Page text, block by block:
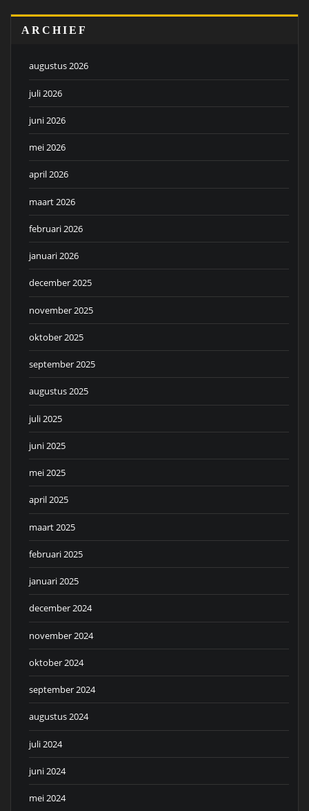
ARCHIEF
augustus 2026
juli 2026
juni 2026
mei 2026
april 2026
maart 2026
februari 2026
januari 2026
december 2025
november 2025
oktober 2025
september 2025
augustus 2025
juli 2025
juni 2025
mei 2025
april 2025
maart 2025
februari 2025
januari 2025
december 2024
november 2024
oktober 2024
september 2024
augustus 2024
juli 2024
juni 2024
mei 2024